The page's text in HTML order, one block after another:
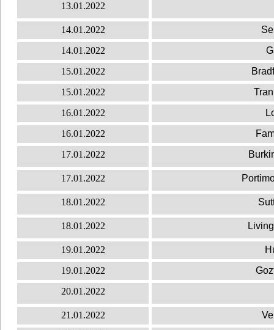
13.01.2022
14.01.2022
14.01.2022
15.01.2022
15.01.2022
16.01.2022
16.01.2022
17.01.2022
17.01.2022
18.01.2022
18.01.2022
19.01.2022
19.01.2022
20.01.2022
21.01.2022